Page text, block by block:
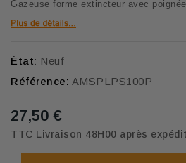
Gazeuse forme extincteur avec
État: Neuf
Référence: AMSPLPS100P
27,50 €
TTC Livraison 48H00 après